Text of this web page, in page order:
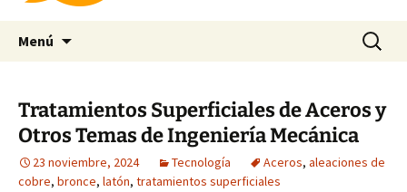
Menú Buscar:
Tratamientos Superficiales de Aceros y
Otros Temas de Ingeniería Mecánica
23 noviembre, 2024 Tecnología Aceros, aleaciones de
cobre, bronce, latón, tratamientos superficiales